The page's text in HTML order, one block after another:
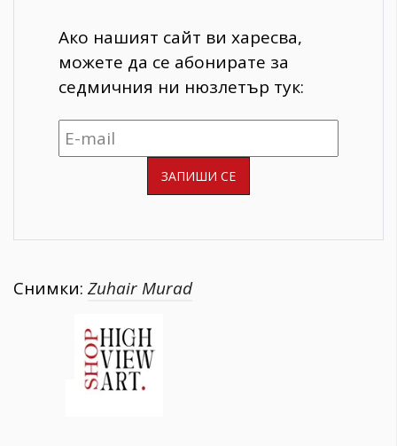
Ако нашият сайт ви харесва,
можете да се абонирате за
седмичния ни нюзлетър тук:
Снимки: Zuhair Murad